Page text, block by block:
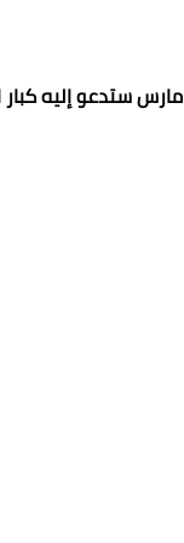
وقرر فريق أحفاد الحضارة المصرية دعوتها لعمل محاضرة